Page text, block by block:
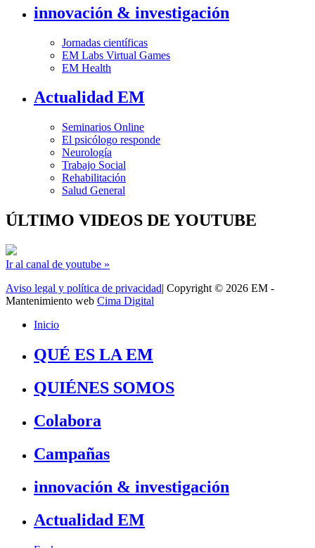
innovación & investigación
Jornadas científicas
EM Labs Virtual Games
EM Health
Actualidad EM
Seminarios Online
El psicólogo responde
Neurología
Trabajo Social
Rehabilitación
Salud General
ÚLTIMO VIDEOS DE YOUTUBE
Ir al canal de youtube »
Aviso legal y política de privacidad| Copyright © 2026 EM -
Mantenimiento web Cima Digital
Inicio
QUÉ ES LA EM
QUIÉNES SOMOS
Colabora
Campañas
innovación & investigación
Actualidad EM